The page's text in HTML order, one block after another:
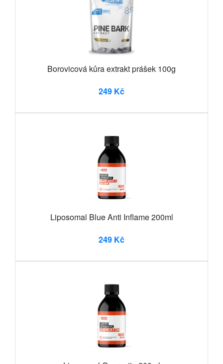
Borovicová kůra extrakt prášek 100g
249 Kč
Liposomal Blue Anti Inflame 200ml
249 Kč